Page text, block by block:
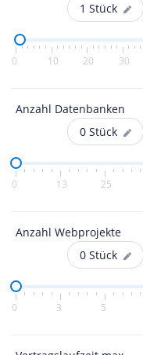
1 Stück
0 10 20 30
Anzahl Datenbanken
0 Stück
0 13 25
Anzahl Webprojekte
0 Stück
0 3 5